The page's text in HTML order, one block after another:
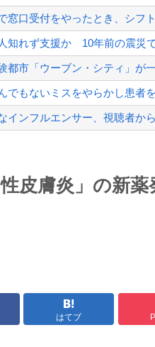
りとり、「地獄すぎて完全に
を報告
更新が1週間途絶え、様々な憶
男性の首を絞め、暴動第二波
窓口受付をやったとき、シフ
知れず支援か 10年前の震災
都市「ウーブン・シティ」が
でもないミスをやらかし患者
インフルエンサー、視聴者か
には俺さんへの挑戦権を手に
ヴァプール南野がバースデー
皮膚炎」の新薬
はてブ